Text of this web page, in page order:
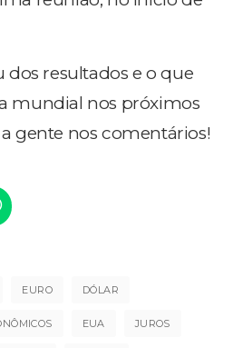
dos resultados e o que
mundial nos próximos
gente nos comentários!
EURO DÓLAR
EUA JUROS